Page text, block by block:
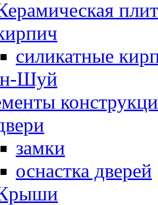
силикатные
Шуй
замки
оснастка дверей